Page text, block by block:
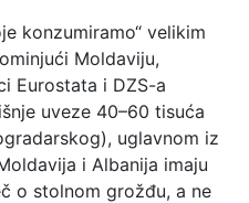
konzumiramo“ velikim
Moldaviju,
Eurostata i DZS-a
uveze 40–60 tisuća
uglavnom iz
i Albanija imaju
o stolnom grožđu, a ne